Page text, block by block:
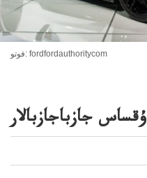
فوتو: fordfordauthoritycom
ۇقساس جازباجازبالار